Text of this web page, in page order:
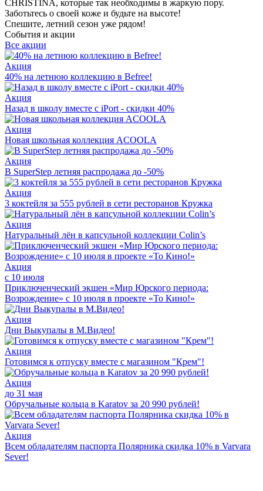
CHRISTINA, которые так необходимы в жаркую пору.
Заботьтесь о своей коже и будьте на высоте!
Спешите, летний сезон уже рядом!
События и акции
Все акции
Акция
40% на летнюю коллекцию в Befree!
Акция
Назад в школу вместе с iPort - скидки 40%
Акция
Новая школьная коллекция ACOOLA
Акция
В SuperStep летняя распродажа до -50%
Акция
3 коктейля за 555 рублей в сети ресторанов Кружка
Акция
Натуральный лён в капсульной коллекции Colin’s
Акция
с 10 июля
Приключенческий экшен «Мир Юрского периода:
Возрождение» с 10 июля в проекте «То Кино!»
Акция
Дни Выкупалы в М.Видео!
Акция
Готовимся к отпуску вместе с магазином "Крем"!
Акция
до 31 мая
Обручальные кольца в Karatov за 20 990 рублей!
Акция
Всем обладателям паспорта Полярника скидка 10% в Varvara
Sever!